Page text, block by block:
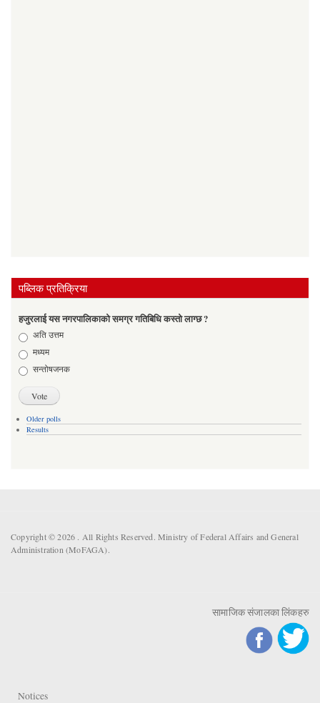
पब्लिक प्रतिक्रिया
हजुरलाई यस नगरपालिकाको समग्र गतिबिधि कस्तो लाग्छ ?
Choicesअति उत्तम
मध्यम
सन्तोषजनक
Older polls
Results
Copyright © 2026 . All Rights Reserved. Ministry of Federal Affairs and General
Administration (MoFAGA).
सामाजिक संजालका लिंकहरु
Notices